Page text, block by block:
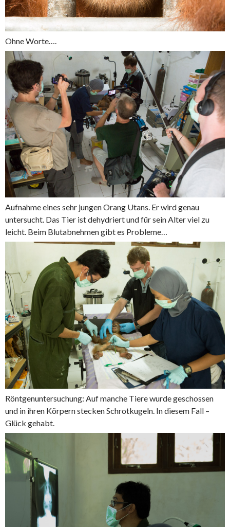
Ohne Worte….
Aufnahme eines sehr jungen Orang Utans. Er wird genau
untersucht. Das Tier ist dehydriert und für sein Alter viel zu
leicht. Beim Blutabnehmen gibt es Probleme…
Röntgenuntersuchung: Auf manche Tiere wurde geschossen
und in ihren Körpern stecken Schrotkugeln. In diesem Fall –
Glück gehabt.